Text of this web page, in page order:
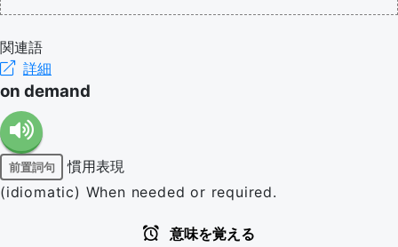
関連語
詳細
on demand
前置詞句
慣用表現
(idiomatic) When needed or required.
意味を覚える